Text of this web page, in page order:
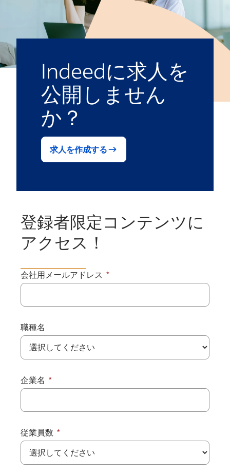
Indeedに求人を
公開しません
か？
求人を作成する
登録者限定コンテンツに
アクセス！
会社用メールアドレス
職種名
企業名
従業員数